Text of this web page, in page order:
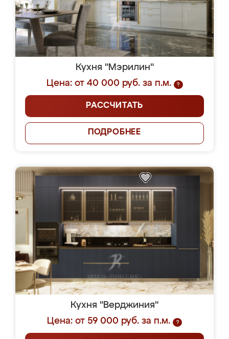
Кухня "Мэрилин"
Цена: от 40 000 руб. за п.м.
?
РАССЧИТАТЬ
ПОДРОБНЕЕ
Кухня "Верджиния"
Цена: от 59 000 руб. за п.м.
?